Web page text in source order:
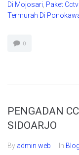
Di Mojosari Paket
Termurah Di
0
PENGADAN
SIDOARJO
By admin web In Blog